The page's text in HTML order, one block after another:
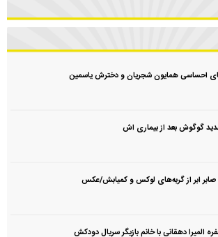
احساسی همایون شجریان و دخترش یاسمین
گوگوش بعد از بیماری اش
صابر ابر از گربه‌های لوکس و کمیابش/عکس
المیرا دهقانی با خانم بازیگر سریال دودکش